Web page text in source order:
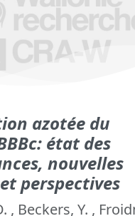
azotée du
état des
nouvelles
perspectives
, Beckers, Y. ,